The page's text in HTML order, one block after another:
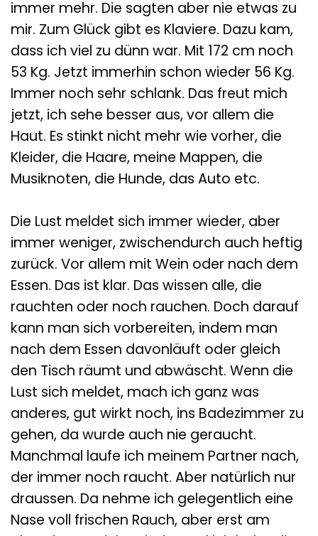
immer mehr. Die sagten aber nie etwas zu
mir. Zum Glück gibt es Klaviere. Dazu kam,
dass ich viel zu dünn war. Mit 172 cm noch
53 Kg. Jetzt immerhin schon wieder 56 Kg.
Immer noch sehr schlank. Das freut mich
jetzt, ich sehe besser aus, vor allem die
Haut. Es stinkt nicht mehr wie vorher, die
Kleider, die Haare, meine Mappen, die
Musiknoten, die Hunde, das Auto etc.
Die Lust meldet sich immer wieder, aber
immer weniger, zwischendurch auch heftig
zurück. Vor allem mit Wein oder nach dem
Essen. Das ist klar. Das wissen alle, die
rauchten oder noch rauchen. Doch darauf
kann man sich vorbereiten, indem man
nach dem Essen davonläuft oder gleich
den Tisch räumt und abwäscht. Wenn die
Lust sich meldet, mach ich ganz was
anderes, gut wirkt noch, ins Badezimmer zu
gehen, da wurde auch nie geraucht.
Manchmal laufe ich meinem Partner nach,
der immer noch raucht. Aber natürlich nur
draussen. Da nehme ich gelegentlich eine
Nase voll frischen Rauch, aber erst am